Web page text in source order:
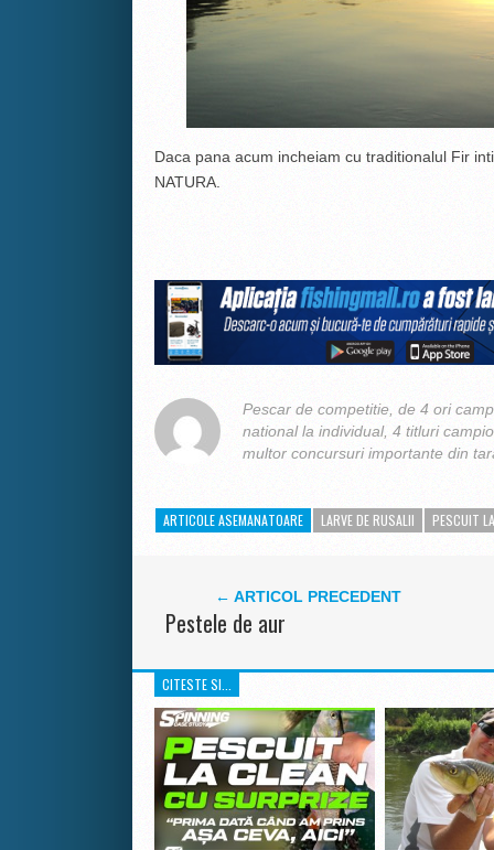
Daca pana acum incheiam cu traditionalul Fir
NATURA.
Pescar de competitie, de 4 ori
national la individual, 4 titluri
multor concursuri importante din
ARTICOLE ASEMANATOARE LARVE DE RUSALII PESCUIT
← ARTICOL PRECEDENT
Pestele de aur
CITESTE SI...